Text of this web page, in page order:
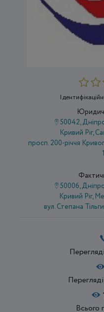
50042,
Кривий Ріг,
просп. 200-річчя
50006,
Кривий Ріг,
вул. Степана
Всього